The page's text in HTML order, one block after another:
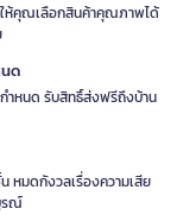
ให้คุณเลือกสินค้าคุณภาพได้
ด
ำหนด รับสิทธิ์ส่งฟรีถึงบ้าน
หมดกังวลเรื่องความเสีย
รณ์